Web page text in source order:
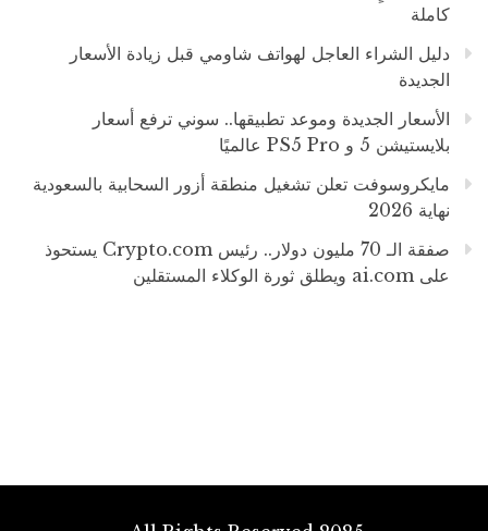
كاملة
دليل الشراء العاجل لهواتف شاومي قبل زيادة الأسعار
الجديدة
الأسعار الجديدة وموعد تطبيقها.. سوني ترفع أسعار
بلايستيشن 5 و PS5 Pro عالميًا
مايكروسوفت تعلن تشغيل منطقة أزور السحابية بالسعودية
نهاية 2026
صفقة الـ 70 مليون دولار.. رئيس Crypto.com يستحوذ
على ai.com ويطلق ثورة الوكلاء المستقلين